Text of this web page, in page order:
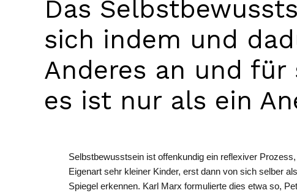
Das
sich indem und
Anderes an und
es ist nur als ein
Selbstbewusstsein ist offenkundig ein reflexiver
Eigenart sehr kleiner Kinder, erst dann von sich selber
Spiegel erkennen. Karl Marx formulierte dies etwa so,